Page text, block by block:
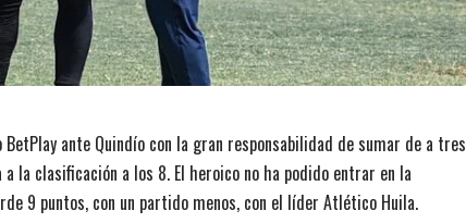
ante Quindío con la gran responsabilidad de sumar de a tres
la clasificación a los 8. El heroico no ha podido entrar en la
9 puntos, con un partido menos, con el líder Atlético Huila.